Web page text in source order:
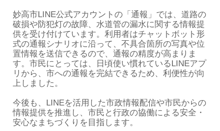
妙高市LINE公式アカウントの「通報」では、道路の
破損や防犯灯の故障、水道管の漏水に関する情報提
供を受け付けています。利用者はチャットボット形
式の通報シナリオに沿って、不具合箇所の写真や位
置情報を送信できるので、通報の精度が高まりま
す。市民にとっては、日頃使い慣れているLINEアプ
リから、市への通報を完結できるため、利便性が向
上しました。
今後も、LINEを活用した市政情報配信や市民からの
情報提供を推進し、市民と行政の協働による安全・
安心なまちづくりを目指します。